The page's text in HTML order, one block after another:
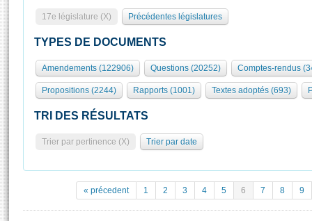
Présidence
577 députés
Groupes politiques
Séance publique
Commissions et autres organes
Europe et International
Pétitions
Rôle et pouvoirs de l'Assemblée
Organisation de l'Assemblée
Présidence Conférence des Présidents Bureau Collège des
Statistiques et chiffres clés
Documents de référence
( Constitution | Règlement de l'Assemblée ... )
Visiter l'Assemblée
Visite virtuelle du palais Bourbon
Assister à une séance
La Bibliothèque
17e législature (X) Précédentes législatures
TYPES DE DOCUMENTS
Amendements (122906) Questions (20252) Comptes-rendus
Propositions (2244) Rapports (1001) Textes adoptés (693)
TRI DES RÉSULTATS
Trier par pertinence (X) Trier par date
« précedent 1 2 3 4 5 6 7 8 9